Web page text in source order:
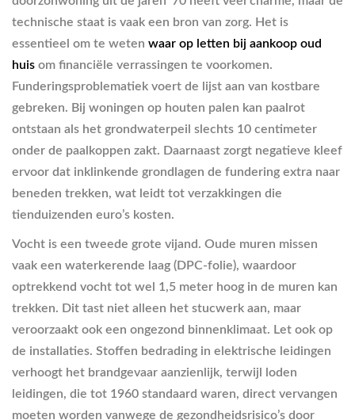
technische staat is vaak een bron van zorg. Het is
essentieel om te weten waar op letten bij aankoop oud
huis om financiële verrassingen te voorkomen.
Funderingsproblematiek voert de lijst aan van kostbare
gebreken. Bij woningen op houten palen kan paalrot
ontstaan als het grondwaterpeil slechts 10 centimeter
onder de paalkoppen zakt. Daarnaast zorgt negatieve kleef
ervoor dat inklinkende grondlagen de fundering extra naar
beneden trekken, wat leidt tot verzakkingen die
tienduizenden euro’s kosten.
Vocht is een tweede grote vijand. Oude muren missen
vaak een waterkerende laag (DPC-folie), waardoor
optrekkend vocht tot wel 1,5 meter hoog in de muren kan
trekken. Dit tast niet alleen het stucwerk aan, maar
veroorzaakt ook een ongezond binnenklimaat. Let ook op
de installaties. Stoffen bedrading in elektrische leidingen
verhoogt het brandgevaar aanzienlijk, terwijl loden
leidingen, die tot 1960 standaard waren, direct vervangen
moeten worden vanwege de gezondheidsrisico’s door